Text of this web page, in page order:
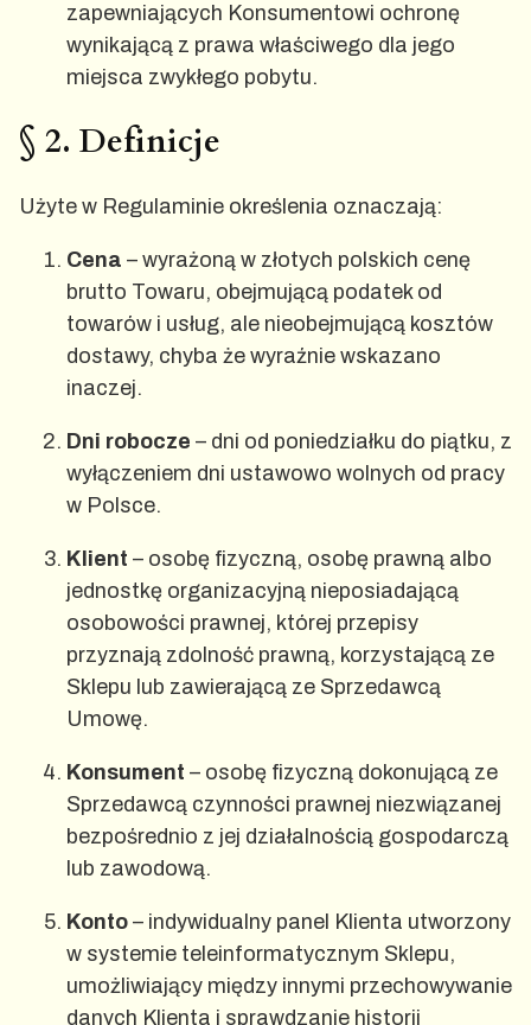
zapewniających Konsumentowi ochronę
wynikającą z prawa właściwego dla jego
miejsca zwykłego pobytu.
§ 2. Definicje
Użyte w Regulaminie określenia oznaczają:
Cena – wyrażoną w złotych polskich cenę
brutto Towaru, obejmującą podatek od
towarów i usług, ale nieobejmującą kosztów
dostawy, chyba że wyraźnie wskazano
inaczej.
Dni robocze – dni od poniedziałku do piątku, z
wyłączeniem dni ustawowo wolnych od pracy
w Polsce.
Klient – osobę fizyczną, osobę prawną albo
jednostkę organizacyjną nieposiadającą
osobowości prawnej, której przepisy
przyznają zdolność prawną, korzystającą ze
Sklepu lub zawierającą ze Sprzedawcą
Umowę.
Konsument – osobę fizyczną dokonującą ze
Sprzedawcą czynności prawnej niezwiązanej
bezpośrednio z jej działalnością gospodarczą
lub zawodową.
Konto – indywidualny panel Klienta utworzony
w systemie teleinformatycznym Sklepu,
umożliwiający między innymi przechowywanie
danych Klienta i sprawdzanie historii